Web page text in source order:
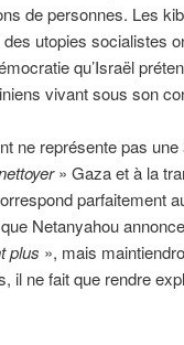
de personnes. Les
utopies socialistes
qu’Israël
vivant sous son
ne représente pas
» Gaza et à la
parfaitement
Netanyahou
plus », mais
il ne fait que rendre